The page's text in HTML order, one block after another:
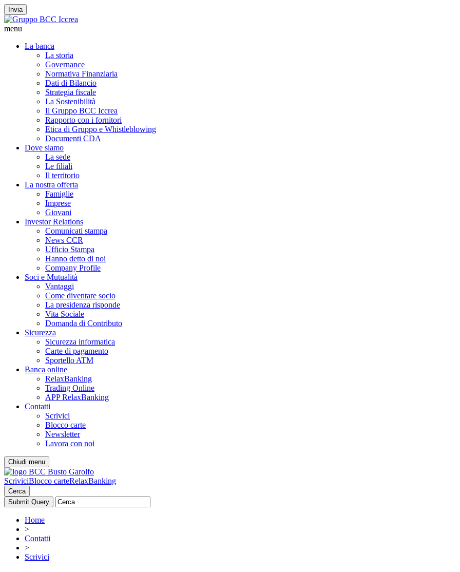
Invia
menu
La banca
La storia
Governance
Normativa Finanziaria
Dati di Bilancio
Strategia fiscale
La Sostenibilità
Il Gruppo BCC Iccrea
Rapporto con i fornitori
Etica di Gruppo e Whistleblowing
Documenti CDA
Dove siamo
La sede
Le filiali
Il territorio
La nostra offerta
Famiglie
Imprese
Giovani
Investor Relations
Comunicati stampa
News CCR
Ufficio Stampa
Hanno detto di noi
Company Profile
Soci e Mutualità
Vantaggi
Come diventare socio
La presidenza risponde
Vita Sociale
Domanda di Contributo
Sicurezza
Sicurezza informatica
Carte di pagamento
Sportello ATM
Banca online
RelaxBanking
Trading Online
APP RelaxBanking
Contatti
Scrivici
Blocco carte
Newsletter
Lavora con noi
Chiudi menu
ScriviciBlocco carteRelaxBanking
Cerca
Home
>
Contatti
>
Scrivici